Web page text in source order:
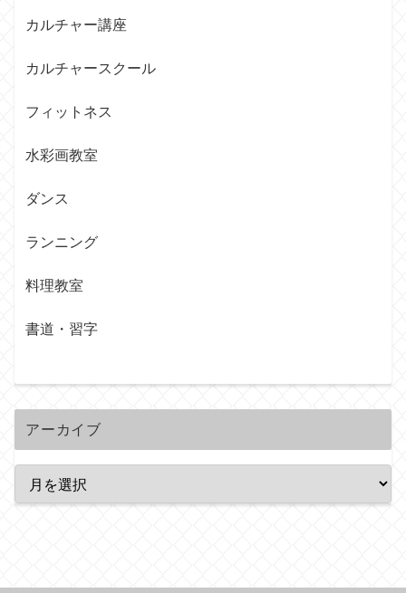
カルチャー講座
カルチャースクール
フィットネス
水彩画教室
ダンス
ランニング
料理教室
書道・習字
アーカイブ